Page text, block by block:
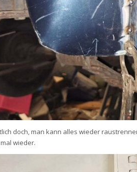
doch, man kann alles wieder
wieder.